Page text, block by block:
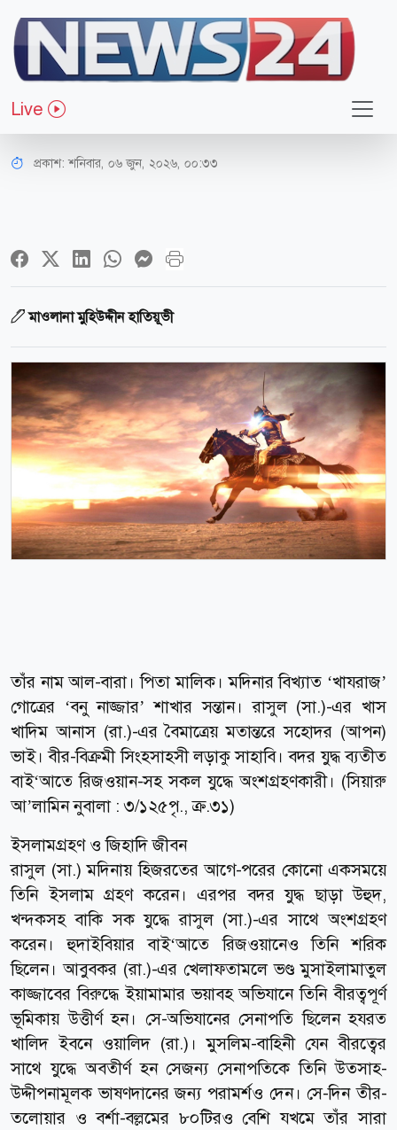
Live
ধর্ম-জীবন
অকুতোভয় সাহাবি বারা ইবনে মালিক
(রা.)
প্রকাশ:শনিবার, ০৬ জুন, ২০২৬, ০০:৩৩
মাওলানা মুহিউদ্দীন হাতিয়ূভী
তাঁর নাম আল-বারা। পিতা মালিক। মদিনার বিখ্যাত ‘খাযরাজ’
গোত্রের ‘বনু নাজ্জার’ শাখার সন্তান। রাসুল (সা.)-এর খাস
খাদিম আনাস (রা.)-এর বৈমাত্রেয় মতান্তরে সহোদর (আপন)
ভাই। বীর-বিক্রমী সিংহসাহসী লড়াকু সাহাবি। বদর যুদ্ধ ব্যতীত
বাই‘আতে রিজওয়ান-সহ সকল যুদ্ধে অংশগ্রহণকারী। (সিয়ারু
আ’লামিন নুবালা : ৩/১২৫পৃ., ক্র.৩১)
ইসলামগ্রহণ ও জিহাদি জীবন
রাসুল (সা.) মদিনায় হিজরতের আগে-পরের কোনো একসময়ে
তিনি ইসলাম গ্রহণ করেন। এরপর বদর যুদ্ধ ছাড়া উহুদ,
খন্দকসহ বাকি সক যুদ্ধে রাসুল (সা.)-এর সাথে অংশগ্রহণ
করেন। হুদাইবিয়ার বাই‘আতে রিজওয়ানেও তিনি শরিক
ছিলেন। আবুবকর (রা.)-এর খেলাফতামলে ভণ্ড মুসাইলামাতুল
কাজ্জাবের বিরুদ্ধে ইয়ামামার ভয়াবহ অভিযানে তিনি বীরত্বপূর্ণ
ভূমিকায় উত্তীর্ণ হন। সে-অভিযানের সেনাপতি ছিলেন হযরত
খালিদ ইবনে ওয়ালিদ (রা.)। মুসলিম-বাহিনী যেন বীরত্বের
সাথে যুদ্ধে অবতীর্ণ হন সেজন্য সেনাপতিকে তিনি উত্সাহ-
উদ্দীপনামূলক ভাষণদানের জন্য পরামর্শও দেন। সে-দিন তীর-
তলোয়ার ও বর্শা-বল্লমের ৮০টিরও বেশি যখমে তাঁর সারা